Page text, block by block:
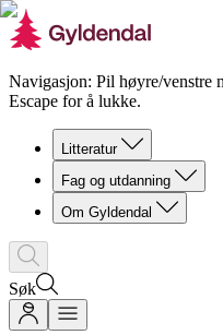
Navigasjon: Pil høyre/venstre
Escape for å lukke.
Litteratur
Fag og utdanning
Om Gyldendal
Søk